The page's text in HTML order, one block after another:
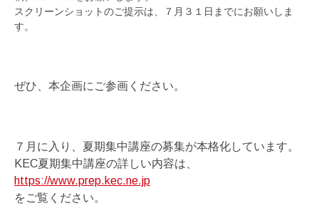
スクリーンショットのご提示は、７月３１日までにお願いしま
す。
ぜひ、本企画にご参画ください。
７月に入り、夏期集中講座の募集が本格化しています。
KEC夏期集中講座の詳しい内容は、
https://www.prep.kec.ne.jp
をご覧ください。